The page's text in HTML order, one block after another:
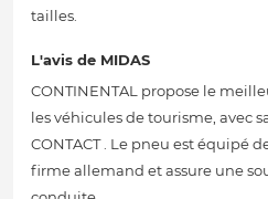
tailles.
L'avis de MIDAS
CONTINENTAL propose le
les véhicules de tourisme, avec
CONTACT . Le pneu est équipé
firme allemand et assure une